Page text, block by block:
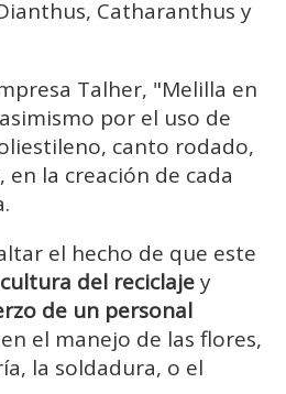
Catharanthus y
Talher, "Melilla en
por el uso de
canto rodado,
en la creación de cada
el hecho de que este
del reciclajey
de un personal
el manejo de las flores,
la soldadura, o el